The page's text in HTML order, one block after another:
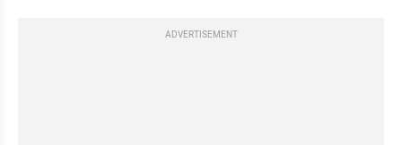
ADVERTISEMENT